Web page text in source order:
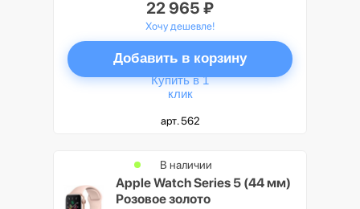
22 965 ₽
Хочу дешевле!
Добавить в корзину
Купить в 1
клик
арт. 562
Apple Watch Series 5 (44 мм)
Розовое золото
В наличии